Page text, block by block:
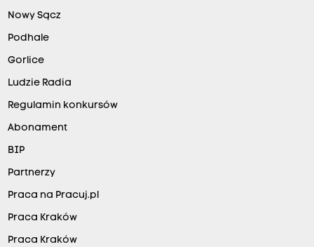
Nowy Sącz
Podhale
Gorlice
Ludzie Radia
Regulamin konkursów
Abonament
BIP
Partnerzy
Praca na Pracuj.pl
Praca Kraków
Praca Kraków